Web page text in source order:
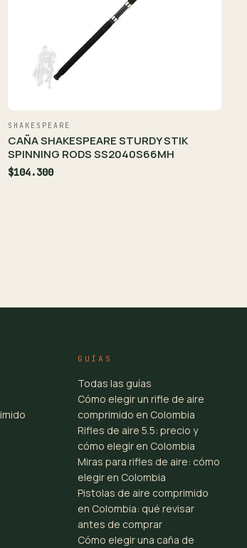
SHAKESPEARE
CAÑA SHAKESPEARE STURDY STIK
SPINNING RODS SS2040S66MH
$104.300
GUÍAS
Todas las guías
Cómo elegir un rifle de aire
comprimido en Colombia
Rifles de aire 5.5: precio y
cómo elegir en Colombia
Miras para rifles de aire: cómo
elegir en Colombia
Pistolas de aire comprimido
en Colombia: qué revisar
antes de comprar
Cómo elegir una caña de